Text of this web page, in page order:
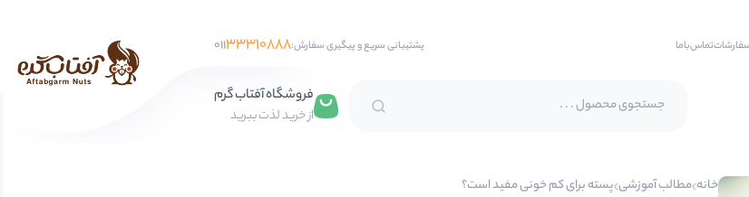
تماس‌با‌ما پشتیبانی سریع و پیگیری سفارش: 01133310888
پسته اکبری
فروشگاه آفتاب گرم
از خرید لذت ببرید
خانه مطالب آموزشی پسته برای کم خونی مفید است؟